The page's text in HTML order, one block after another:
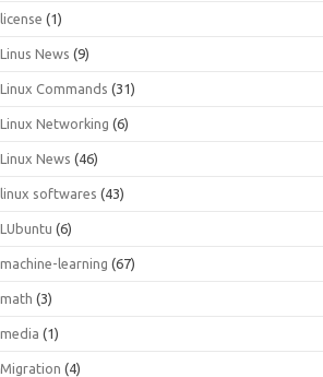
license (1)
Linus News (9)
Linux Commands (31)
Linux Networking (6)
Linux News (46)
linux softwares (43)
LUbuntu (6)
machine-learning (67)
math (3)
media (1)
Migration (4)